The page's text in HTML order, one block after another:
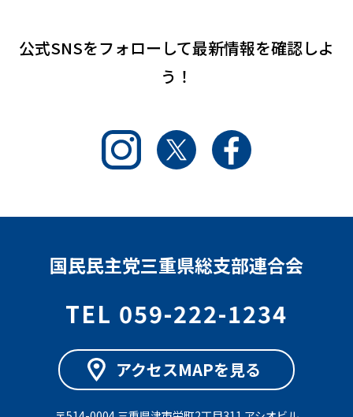
公式SNSをフォローして最新情報を確認しよ
う！
Instagram Twitter
国民民主党三重県総支部連合会
TEL 059-222-1234
アクセスMAPを見る